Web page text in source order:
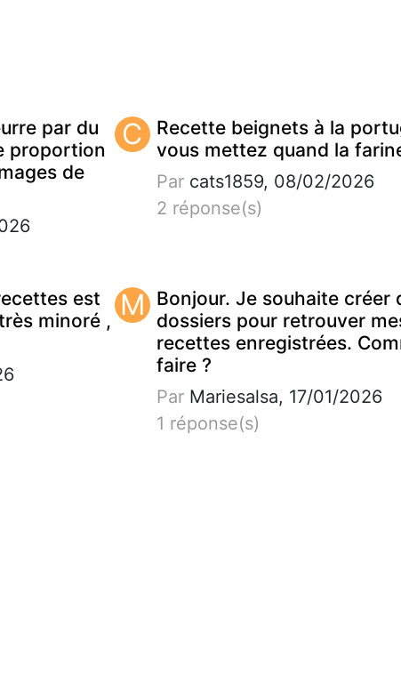
par du
proportion
de
C
Recette beignets à la
vous mettez quand la
Parcats1859, 08/02/2026
2 réponse(s)
est
minoré , M Bonjour. Je souhaite créer
dossiers pour retrouver
recettes enregistrées.
faire ?
ParMariesalsa, 17/01/2026
1 réponse(s)